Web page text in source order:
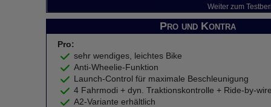
Weiter zum
Pro und Kontra
Pro:
sehr wendiges, leichtes Bike
Anti-Wheelie-Funktion
Launch-Control für maximale Beschleunigung
4 Fahrmodi + dyn. Traktionskontrolle + Ride-by-wire
A2-Variante erhältlich